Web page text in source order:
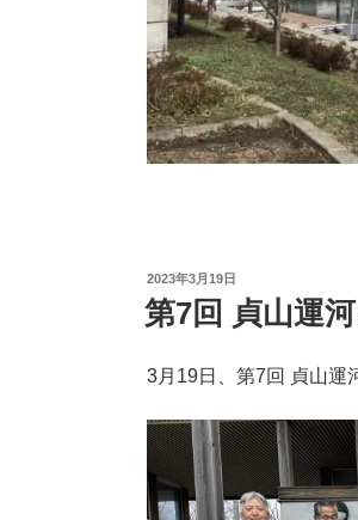
投
稿
日:
2023年3月19日
第7回 貞山運
3月19日、第7回 貞山運